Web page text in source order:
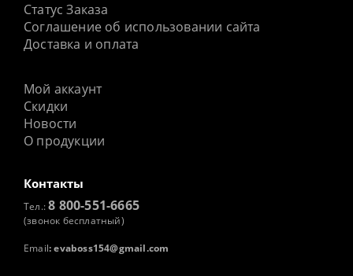
Статус Заказа
Соглашение об использовании сайта
Доставка и оплата
Мой аккаунт
Скидки
Новости
О продукции
Контакты
Тел.:8 800-551-6665
(звонок бесплатный)
Email: evaboss154@gmail.com